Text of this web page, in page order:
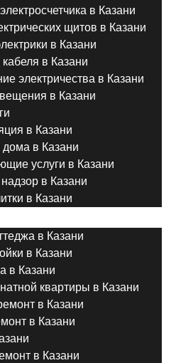
в Казани
щитов в Казани
в Казани
в Казани
электричества в Казани
в Казани
в Казани
в Казани
услуги в Казани
в Казани
в Казани
в Казани
в Казани
в Казани
квартиры в Казани
в Казани
в Казани
в Казани